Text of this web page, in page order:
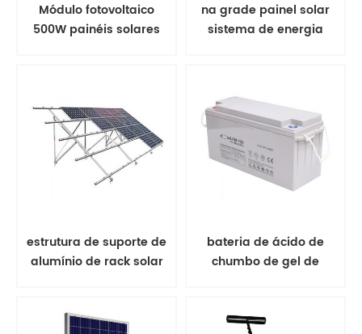
Módulo fotovoltaico
500W painéis solares
na grade painel solar
sistema de energia
estrutura de suporte de
alumínio de rack solar
bateria de ácido de
chumbo de gel de